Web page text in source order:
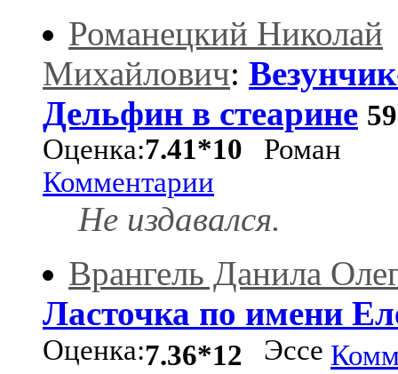
Романецкий Николай
Михайлович:
Дельфин в стеарине
Оценка:7.41*10 Роман
Комментарии
Не издавался.
Врангель Данила
Ласточка по имени
Оценка:7.36*12 Эссе